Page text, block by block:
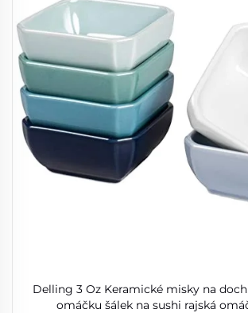
Delling 3 Oz Keramické misky na
omáčku šálek na sushi rajská